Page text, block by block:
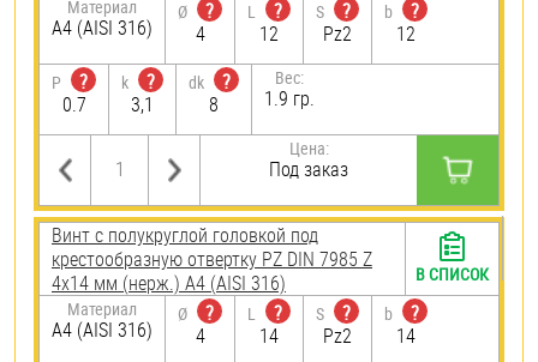
Материал
A4 (AISI 316)
Ø
?
4
L
?
12
S
?
Pz2
b
?
12
P
?
0.7
k
?
3,1
dk
?
8
Вес:
1.9 гр.
Цена:
Под заказ
Винт с полукруглой головкой под
крестообразную отвертку PZ DIN 7985 Z
4х14 мм (нерж.) A4 (AISI 316)
Материал
A4 (AISI 316)
Ø
?
4
L
?
14
S
?
Pz2
b
?
14
В СПИСОК